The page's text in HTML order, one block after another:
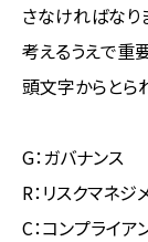
さなければなり
考えるうえで重
頭文字からとら
G：ガバナンス
R：リスクマネジ
C：コンプライア